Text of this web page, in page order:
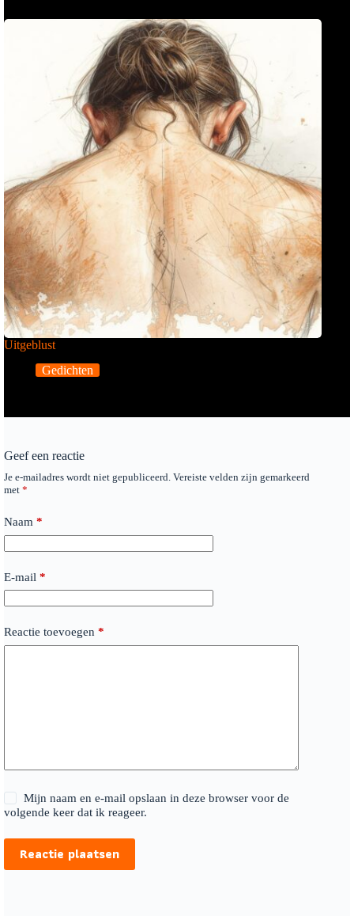
Uitgeblust
Gedichten
Geef een reactie
Je e-mailadres wordt niet gepubliceerd. Vereiste velden zijn gemarkeerd
met *
Naam *
E-mail *
Reactie toevoegen *
Mijn naam en e-mail opslaan in deze browser voor de
volgende keer dat ik reageer.
Reactie plaatsen